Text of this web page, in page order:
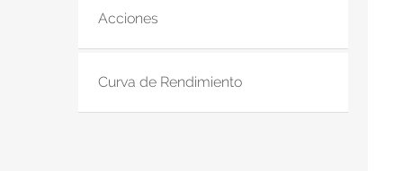
Acciones
Curva de Rendimiento